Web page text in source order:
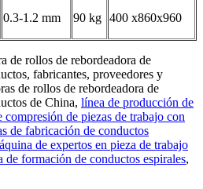
0.3-1.2 mm 90 kg 400 x860x960
de rollos de rebordeadora de
fabricantes, proveedores y
de rollos de rebordeadora de
de China, línea de producción de
compresión de piezas de trabajo con
de fabricación de conductos
de expertos en pieza de trabajo
de formación de conductos espirales,